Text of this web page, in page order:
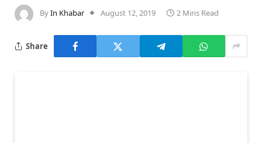
ByIn Khabar August 12, 2019 2 Mins Read
Share